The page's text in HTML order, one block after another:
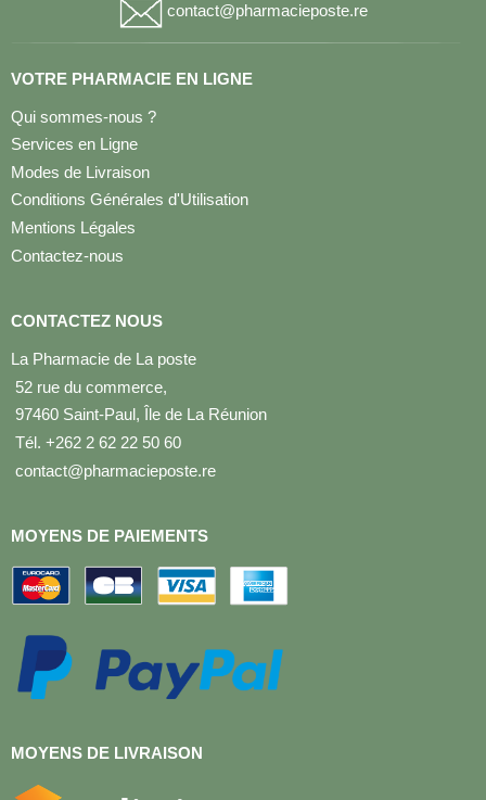
contact@pharmacieposte.re
VOTRE PHARMACIE EN LIGNE
Qui sommes-nous ?
Services en Ligne
Modes de Livraison
Conditions Générales d'Utilisation
Mentions Légales
Contactez-nous
CONTACTEZ NOUS
La Pharmacie de La poste
52 rue du commerce,
97460 Saint-Paul, Île de La Réunion
Tél. +262 2 62 22 50 60
contact@pharmacieposte.re
MOYENS DE PAIEMENTS
MOYENS DE LIVRAISON